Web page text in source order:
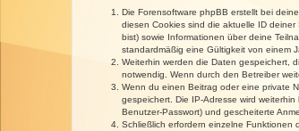
Die Forensoftware phpBB erstellt bei
diesen Cookies sind die aktuelle ID
bist) sowie Informationen über deine
standardmäßig eine Gültigkeit von einem
Weiterhin werden die Daten gespeichert,
notwendig. Wenn durch den Betreiber
Wenn du einen Beitrag oder eine private
gespeichert. Die IP-Adresse wird
Benutzer-Passwort) und gescheiterte
Schließlich erfordern einzelne Funktionen